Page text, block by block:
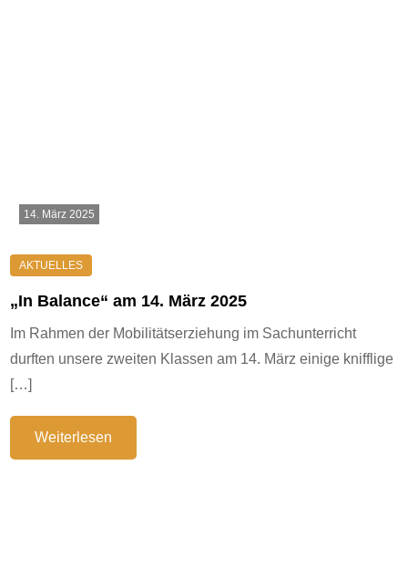
14. März 2025
„In Balance“ am 14. März 2025
Im Rahmen der Mobilitätserziehung im Sachunterricht
durften unsere zweiten Klassen am 14. März einige knifflige
[…]
Weiterlesen